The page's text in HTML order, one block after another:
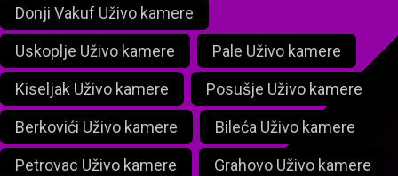
Donji Vakuf Uživo kamere
Uskoplje Uživo kamere Pale Uživo kamere
Kiseljak Uživo kamere Posušje Uživo kamere
Berkovići Uživo kamere Bileća Uživo kamere
Petrovac Uživo kamere Grahovo Uživo kamere